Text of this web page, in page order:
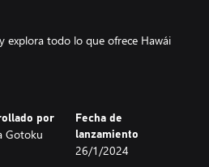
explora todo lo que ofrece Hawái
por
Gotoku
Fecha de
lanzamiento
26/1/2024